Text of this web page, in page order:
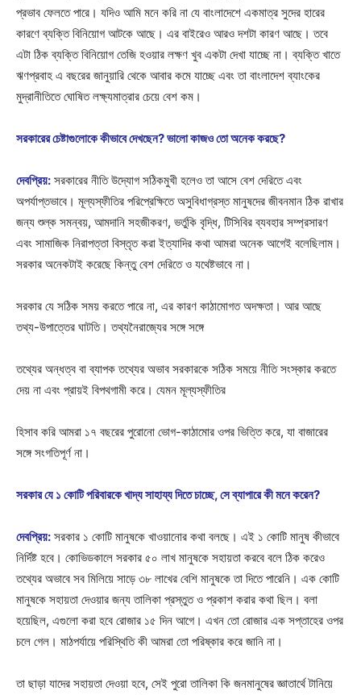
প্রভাব ফেলতে পারে। যদিও আমি মনে করি না যে বাংলাদেশে একমাত্র সুদের হারের
কারণে ব্যক্তি বিনিয়োগ আটকে আছে। এর বাইরেও আরও দশটা কারণ আছে। তবে
এটা ঠিক ব্যক্তি বিনিয়োগ তেজি হওয়ার লক্ষণ খুব একটা দেখা যাচ্ছে না। ব্যক্তি খাতে
ঋণপ্রবাহ এ বছরের জানুয়ারি থেকে আবার কমে যাচ্ছে এবং তা বাংলাদেশ ব্যাংকের
মুদ্রানীতিতে ঘোষিত লক্ষ্যমাত্রার চেয়ে বেশ কম।
সরকারের চেষ্টাগুলোকে কীভাবে দেখছেন? ভালো কাজও তো অনেক করছে?
দেবপ্রিয়: সরকারের নীতি উদ্যোগ সঠিকমুখী হলেও তা আসে বেশ দেরিতে এবং
অপর্যাপ্তভাবে। মূল্যস্ফীতির পরিপ্রেক্ষিতে অসুবিধাগ্রস্ত মানুষদের জীবনমান ঠিক রাখার
জন্য শুল্ক সমন্বয়, আমদানি সহজীকরণ, ভর্তুকি বৃদ্ধি, টিসিবির ব্যবহার সম্প্রসারণ
এবং সামাজিক নিরাপত্তা বিস্তৃত করা ইত্যাদির কথা আমরা অনেক আগেই বলেছিলাম।
সরকার অনেকটাই করেছে কিন্তু বেশ দেরিতে ও যথেষ্টভাবে না।
সরকার যে সঠিক সময় করতে পারে না, এর কারণ কাঠামোগত অদক্ষতা। আর আছে
তথ্য-উপাত্তের ঘাটতি। তথ্যনৈরাজ্যের সঙ্গে সঙ্গে
তথ্যের অন্ধত্ব বা ব্যাপক তথ্যের অভাব সরকারকে সঠিক সময়ে নীতি সংস্কার করতে
দেয় না এবং প্রায়ই বিপথগামী করে। যেমন মূল্যস্ফীতির
হিসাব করি আমরা ১৭ বছরের পুরোনো ভোগ-কাঠামোর ওপর ভিত্তি করে, যা বাজারের
সঙ্গে সংগতিপূর্ণ না।
সরকার যে ১ কোটি পরিবারকে খাদ্য সাহায্য দিতে চাচ্ছে, সে ব্যাপারে কী মনে করেন?
দেবপ্রিয়: সরকার ১ কোটি মানুষকে খাওয়ানোর কথা বলছে। এই ১ কোটি মানুষ কীভাবে
নির্দিষ্ট হবে। কোভিডকালে সরকার ৫০ লাখ মানুষকে সহায়তা করবে বলে ঠিক করেও
তথ্যের অভাবে সব মিলিয়ে সাড়ে ৩৮ লাখের বেশি মানুষকে তা দিতে পারেনি। এক কোটি
মানুষকে সহায়তা দেওয়ার জন্য তালিকা প্রস্তুত ও প্রকাশ করার কথা ছিল। বলা
হয়েছিল, এগুলো করা হবে রোজার ১৫ দিন আগে। এখন তো রোজার এক সপ্তাহের ওপর
চলে গেল। মাঠপর্যায়ে পরিস্থিতি কী আমরা তো পরিষ্কার করে জানি না।
তা ছাড়া যাদের সহায়তা দেওয়া হবে, সেই পুরো তালিকা কি জনমানুষের জ্ঞাতার্থে টানিয়ে